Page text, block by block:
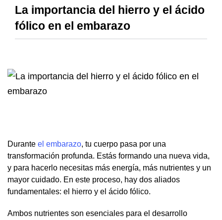
La importancia del hierro y el ácido
fólico en el embarazo
Durante el embarazo, tu cuerpo pasa por una
transformación profunda. Estás formando una nueva vida,
y para hacerlo necesitas más energía, más nutrientes y un
mayor cuidado. En este proceso, hay dos aliados
fundamentales: el hierro y el ácido fólico.
Ambos nutrientes son esenciales para el desarrollo